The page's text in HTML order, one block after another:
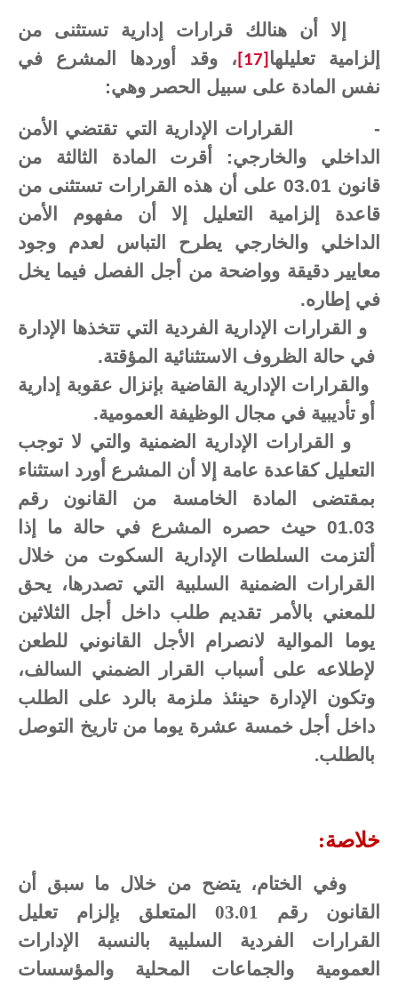
إلا أن هنالك قرارات إدارية تستثنى من
إلزامية تعليلها [17] ، وقد أوردها المشرع في
نفس المادة على سبيل الحصر وهي:
-
القرارات الإدارية التي تقتضي الأمن
الداخلي والخارجي: أقرت المادة الثالثة من
قانون 03.01 على أن هذه القرارات تستثنى من
قاعدة إلزامية التعليل إلا أن مفهوم الأمن
الداخلي والخارجي يطرح التباس لعدم وجود
معايير دقيقة وواضحة من أجل الفصل فيما يخل
في إطاره.
و القرارات الإدارية الفردية التي تتخذها الإدارة
في حالة الظروف الاستثنائية المؤقتة.
والقرارات الإدارية القاضية بإنزال عقوبة إدارية
أو تأديبية في مجال الوظيفة العمومية.
و القرارات الإدارية الضمنية والتي لا توجب
التعليل كقاعدة عامة إلا أن المشرع أورد استثناء
بمقتضى المادة الخامسة من القانون رقم
01.03 حيث حصره المشرع في حالة ما إذا
ألتزمت
السلطات الإدارية السكوت من خلال
القرارات
الضمنية السلبية التي تصدرها، يحق
للمعني بالأمر تقديم طلب داخل أجل
الثلاثين
يوما
الموالية لانصرام الأجل القانوني للطعن
لإطلاعه على أسباب القرار الضمني
السالف،
وتكون
الإدارة حينئذ ملزمة بالرد على
الطلب
داخل أجل خمسة عشرة يوما من تاريخ التوصل
بالطلب.
خلاصة:
وفي الختام، يتضح من خلال ما سبق أن
القانون رقم 03.01 المتعلق بإلزام تعليل
القرارات الفردية السلبية بالنسبة الإدارات
العمومية والجماعات المحلية والمؤسسات